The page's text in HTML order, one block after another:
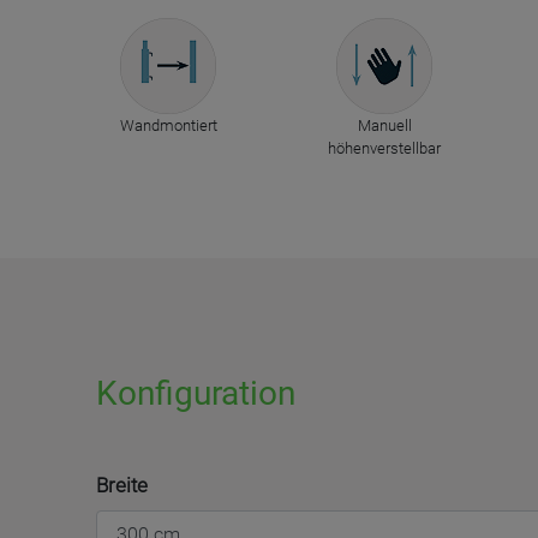
Wandmontiert
Manuell
höhenverstellbar
Konfiguration
Breite